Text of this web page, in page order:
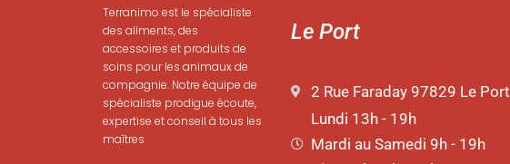
Terranimo est le spécialiste
des aliments, des
accessoires et produits de
soins pour les animaux de
compagnie. Notre équipe de
spécialiste prodigue écoute,
expertise et conseil à tous les
maîtres
Le Port
2 Rue Faraday 97829 Le Port
Lundi 13h - 19h
Mardi au Samedi 9h - 19h